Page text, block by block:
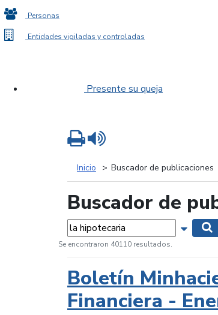
Personas
Entidades vigiladas y controladas
Presente su queja
Inicio Buscador de publicaciones
Buscador de
Palabras...
Se encontraron 40110 resultados.
Boletín
Financiera -
Imprimir